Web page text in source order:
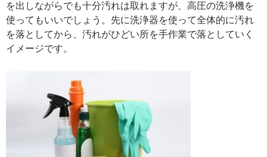
を出しながらでも十分汚れは取れますが、高圧の洗浄機を
使ってもいいでしょう。先に洗浄器を使って全体的に汚れ
を落としてから、汚れがひどい所を手作業で落としていく
イメージです。